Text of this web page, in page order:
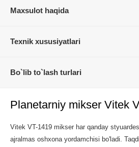
Maxsulot haqida
Texnik xususiyatlari
Bo`lib to`lash turlari
Planetarniy mikser Vitek
Vitek VT-1419 mikser har qanday
ajralmas oshxona yordamchisi bo'ladi.